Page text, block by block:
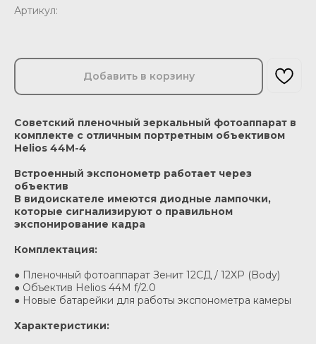
Артикул:
Добавить в корзину
Советский пленочный зеркальный фотоаппарат в
комплекте с отличным портретным объективом
Helios 44M-4
Встроенный экспонометр работает через
объектив
В видоискателе имеются диодные лампочки,
которые сигнализируют о правильном
экспонирование кадра
Комплектация:
● Пленочный фотоаппарат Зенит 12СД / 12XP (Body)
● Объектив Helios 44M f/2.0
● Новые батарейки для работы экспонометра камеры
Характеристики: